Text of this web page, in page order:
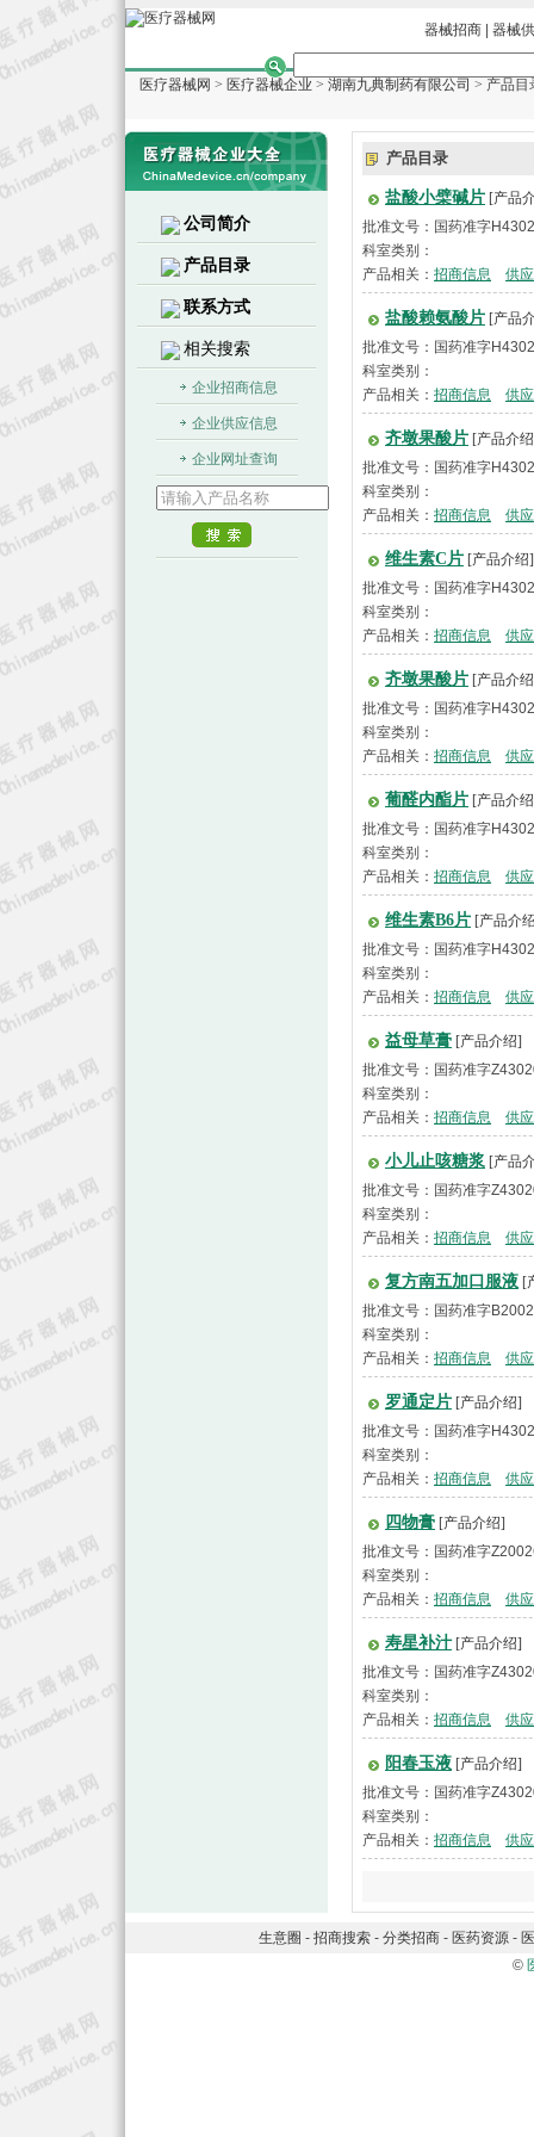
器械招商 器械
医疗器械网 > 医疗器械企业 > 湖南九典制药有限公司 > 产品目
公司简介
产品目录
联系方式
相关搜索
企业招商信息
企业供应信息
企业网址查询
产品目录
盐酸小檗碱片 [产品
批准文号：国药准字
科室类别：
产品相关： 招商信息 供
盐酸赖氨酸片 [产品
批准文号：国药准字
科室类别：
产品相关： 招商信息 供
齐墩果酸片 [产品介
批准文号：国药准字
科室类别：
产品相关： 招商信息 供
维生素C片 [产品介绍]
批准文号：国药准字
科室类别：
产品相关： 招商信息 供
齐墩果酸片 [产品介
批准文号：国药准字
科室类别：
产品相关： 招商信息 供
葡醛内酯片 [产品介
批准文号：国药准字
科室类别：
产品相关： 招商信息 供
维生素B6片 [产品介
批准文号：国药准字
科室类别：
产品相关： 招商信息 供
益母草膏 [产品介绍]
批准文号：国药准字
科室类别：
产品相关： 招商信息 供
小儿止咳糖浆 [产品
批准文号：国药准字
科室类别：
产品相关： 招商信息 供
复方南五加口服液 [
批准文号：国药准字
科室类别：
产品相关： 招商信息 供
罗通定片 [产品介绍]
批准文号：国药准字
科室类别：
产品相关： 招商信息 供
四物膏 [产品介绍]
批准文号：国药准字
科室类别：
产品相关： 招商信息 供
寿星补汁 [产品介绍]
批准文号：国药准字
科室类别：
产品相关： 招商信息 供
阳春玉液 [产品介绍]
批准文号：国药准字
科室类别：
产品相关： 招商信息 供
生意圈 - 招商搜索 - 分类招商 - 医药资源 -
©